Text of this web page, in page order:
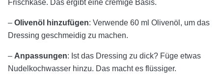
Frischkäse. Das ergibt eine cremige Basis.
– Olivenöl hinzufügen: Verwende 60 ml Olivenöl, um das
Dressing geschmeidig zu machen.
– Anpassungen: Ist das Dressing zu dick? Füge etwas
Nudelkochwasser hinzu. Das macht es flüssiger.